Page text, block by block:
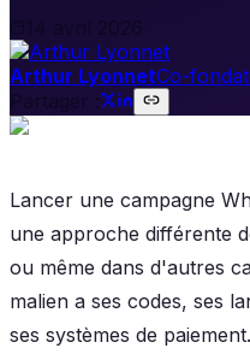
Arthur LyonnetCo-
Partager :
Lancer une campagne
une approche différente
ou même dans d'autres
malien a ses codes, ses
ses systèmes de